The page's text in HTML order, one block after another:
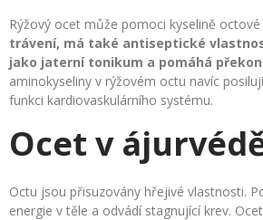
Rýžový ocet může pomoci kyselině octové
trávení, má také antiseptické
jako jaterní tonikum a pomáhá
aminokyseliny v rýžovém octu navíc
funkci kardiovaskulárního systému.
Ocet v
Octu jsou přisuzovány hřejivé vlastnosti.
energie v těle a odvádí stagnující krev.